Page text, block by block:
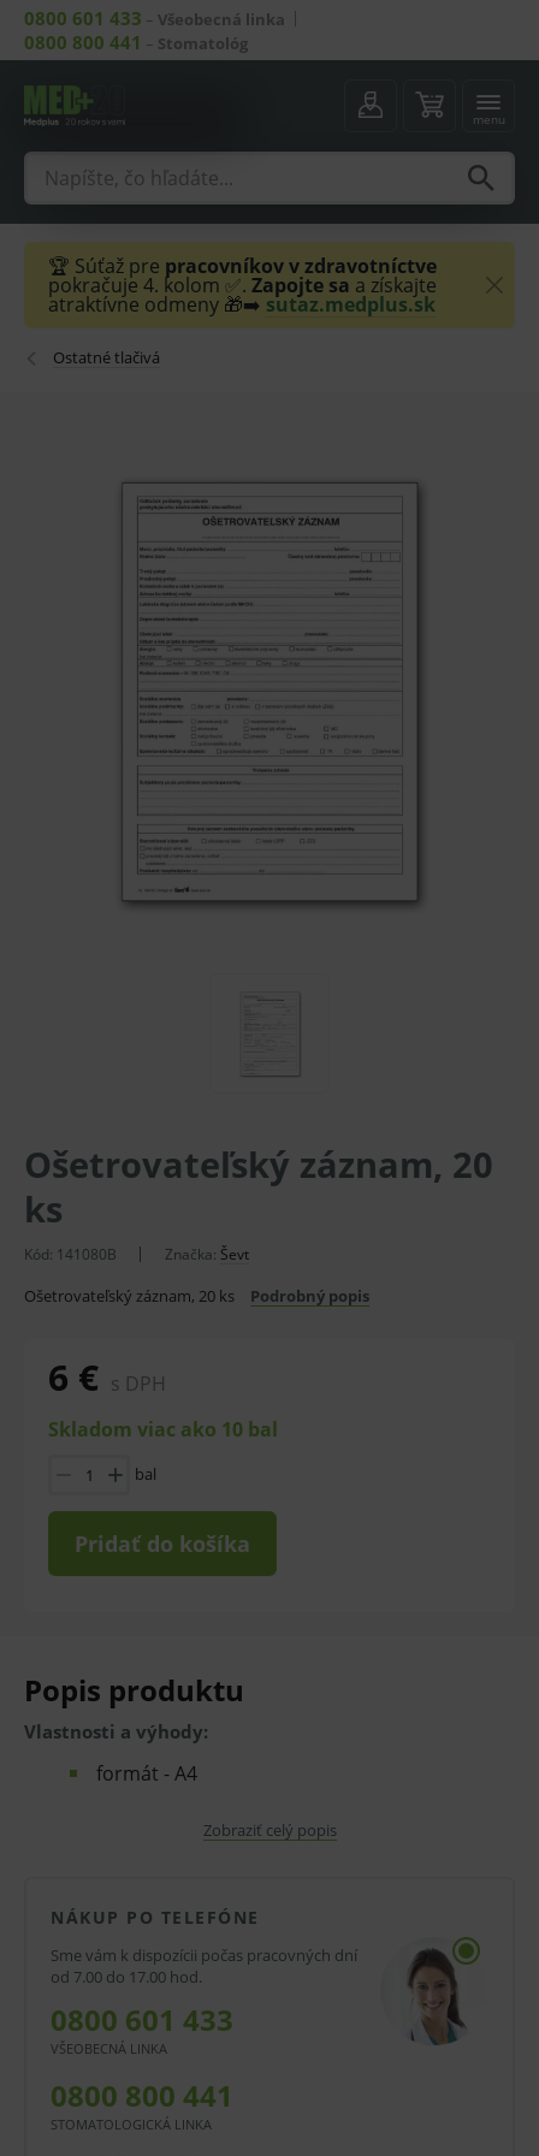
0800 601 433 – Všeobecná linka
0800 800 441 – Stomatológ
menu
🏆 Súťaž pre pracovníkov v zdravotníctve
pokračuje 4. kolom ✅. Zapojte sa a získajte
atraktívne odmeny 🎁➡️ sutaz.medplus.sk
Ostatné tlačivá
Ošetrovateľský záznam, 20
ks
Kód: 141080B Značka: Ševt
Ošetrovateľský záznam, 20 ks Podrobný popis
6 € s DPH
Skladom viac ako 10 bal
bal
Pridať do košíka
Popis produktu
Vlastnosti a výhody:
formát - A4
V prípade porušenia zapečateného obalu tohto
tovaru nie je z dôvodu ochrany zdravia alebo
hygienických dôvodov možné odstúpiť od kúpnej
zmluvy v lehote 14 dní.
Zobraziť celý popis
NÁKUP PO TELEFÓNE
Sme vám k dispozícii počas pracovných dní
od 7.00 do 17.00 hod.
0800 601 433
VŠEOBECNÁ LINKA
0800 800 441
STOMATOLOGICKÁ LINKA